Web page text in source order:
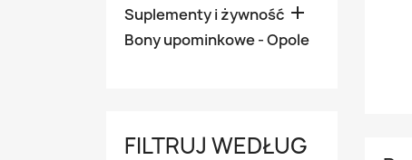
Suplementy i żywność 
Bony upominkowe - Opole
FILTRUJ WEDŁUG